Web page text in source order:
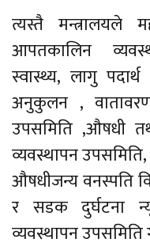
त्यस्तै मन्त्रालयले
आपतकालिन
स्वास्थ्य, लागु
अनुकुलन ,
उपसमिति ,औषधी
व्यवस्थापन उपसमिति,
औषधीजन्य वनस्पति
र सडक दुर्घटना
व्यवस्थापन